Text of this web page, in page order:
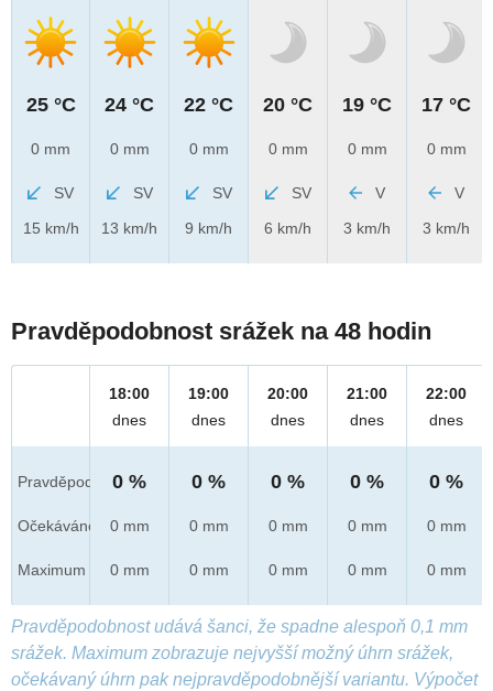
25 °C
0 mm
SV
15 km/h
24 °C
0 mm
SV
13 km/h
22 °C
0 mm
SV
9 km/h
20 °C
0 mm
SV
6 km/h
19 °C
0 mm
V
3 km/h
17 °C
0 mm
V
3 km/h
Pravděpodobnost srážek na 48 hodin
Pravděpod.
Očekáváno
Maximum
18:00
dnes
0 %
0 mm
0 mm
19:00
dnes
0 %
0 mm
0 mm
20:00
dnes
0 %
0 mm
0 mm
21:00
dnes
0 %
0 mm
0 mm
22:00
dnes
0 %
0 mm
0 mm
Pravděpodobnost udává šanci, že spadne alespoň 0,1 mm
srážek. Maximum zobrazuje nejvyšší možný úhrn srážek,
očekávaný úhrn pak nejpravděpodobnější variantu. Výpočet